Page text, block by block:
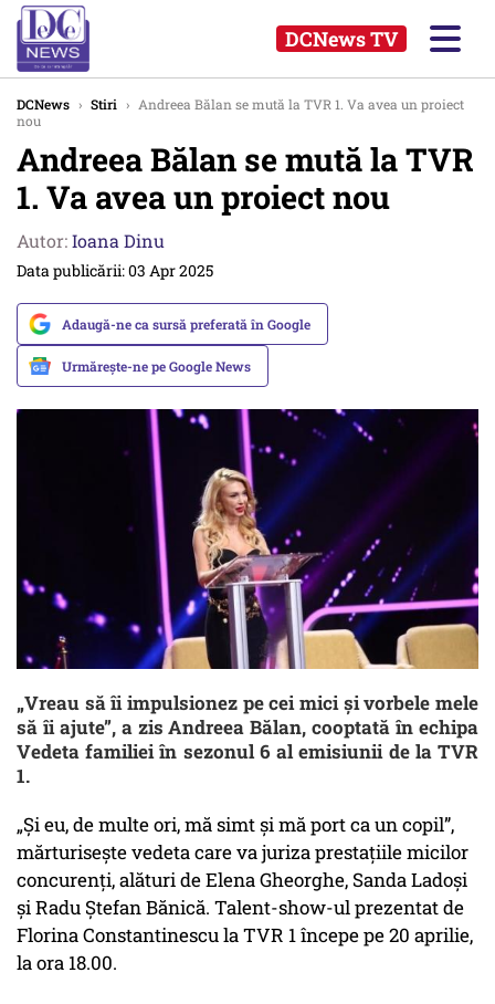
DCNews TV
DCNews › Stiri › Andreea Bălan se mută la TVR 1. Va avea un proiect
nou
Andreea Bălan se mută la TVR
1. Va avea un proiect nou
Autor:Ioana Dinu
Data publicării: 03 Apr 2025
Adaugă-ne ca sursă preferată în Google
Urmărește-ne pe Google News
„Vreau să îi impulsionez pe cei mici și vorbele mele
să îi ajute”, a zis Andreea Bălan, cooptată în echipa
Vedeta familiei în sezonul 6 al emisiunii de la TVR
1.
„Și eu, de multe ori, mă simt și mă port ca un copil”,
mărturisește vedeta care va juriza prestațiile micilor
concurenți, alături de Elena Gheorghe, Sanda Ladoși
și Radu Ștefan Bănică. Talent-show-ul prezentat de
Florina Constantinescu la TVR 1 începe pe 20 aprilie,
la ora 18.00.